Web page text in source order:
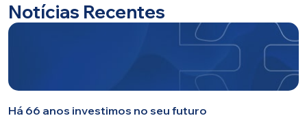
Notícias Recentes
Há 66 anos investimos no seu futuro